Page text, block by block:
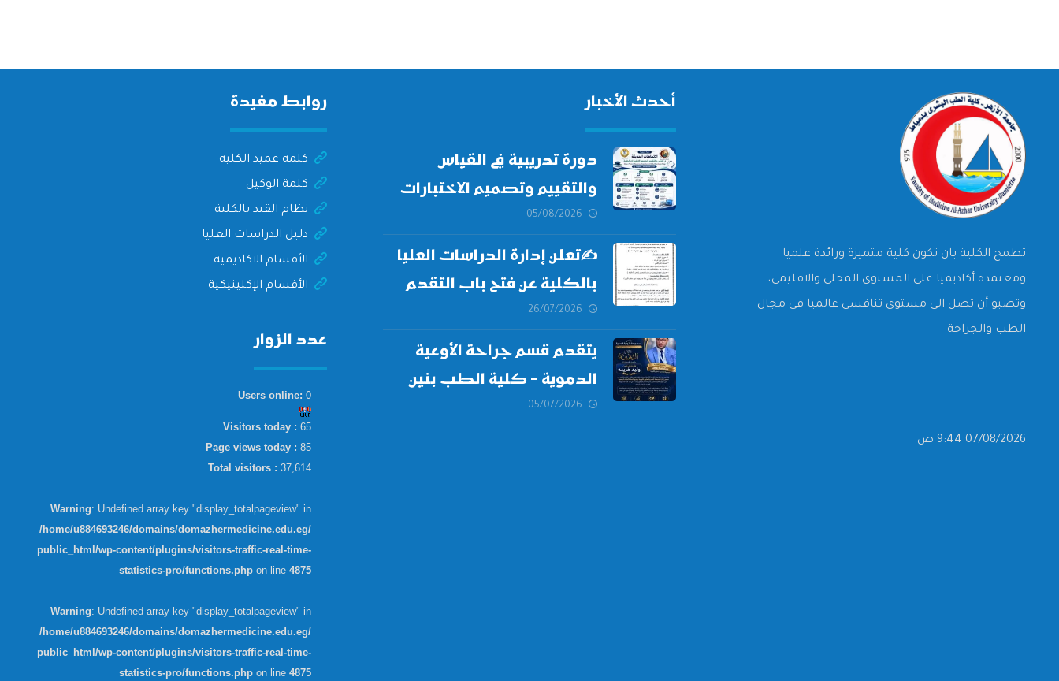
تطمح الكلية بان تكون كلية متميزة ورائدة علميا
ومعتمدة أكاديميا على المستوى المحلى والاقليمى،
وتصبو أن تصل الى مستوى تنافسى عالميا فى مجال
الطب والجراحة
07/08/2026 9:44 ص
أحدث الأخبار
دورة تدريبية في القياس
والتقييم وتصميم الاختبارات
الطبية
05/08/2026
✍تعلن إدارة الدراسات العليا
بالكلية عن فتح باب التقدم
للالتحاق ببرامج الدراسات
العليا لدورة
أكتوبر 2026،
26/07/2026
يتقدم قسم جراحة الأوعية
الدموية – كلية الطب بنين
05/07/2026
روابط مفيدة
كلمة عميد الكلية
كلمة الوكيل
نظام القيد بالكلية
دليل الدراسات العليا
الأقسام الاكاديمية
الأقسام الإكلينيكية
عدد الزوار
Users online: 0
Visitors today : 65
Page views today : 85
Total visitors : 37,614
Warning: Undefined array key "display_totalpageview" in
/home/u884693246/domains/domazhermedicine.edu.eg/
public_html/wp-content/plugins/visitors-traffic-real-time-
statistics-pro/functions.phpon line 4875
Warning: Undefined array key "display_totalpageview" in
/home/u884693246/domains/domazhermedicine.edu.eg/
public_html/wp-content/plugins/visitors-traffic-real-time-
statistics-pro/functions.phpon line 4875